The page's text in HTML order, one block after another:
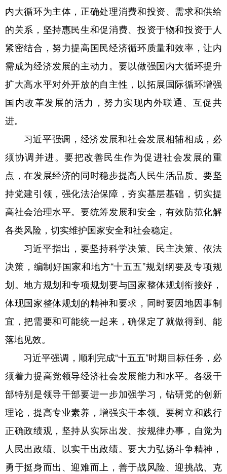
内大循环为主体，正确处理消费和投资、需求和供给
的关系，坚持惠民生和促消费、投资于物和投资于人
紧密结合，努力提高国民经济循环质量和效率，让内
需成为经济发展的主动力。要以做强国内大循环提升
扩大高水平对外开放的自主性，以拓展国际循环增强
国内改革发展的活力，努力实现内外联通、互促共
进。
习近平强调，经济发展和社会发展相辅相成，必
须协调并进。要把改善民生作为促进社会发展的重
点，在发展经济的同时稳步提高人民生活品质。要坚
持党建引领，强化法治保障，夯实基层基础，切实提
高社会治理水平。要统筹发展和安全，有效防范化解
各类风险，切实维护国家安全和社会稳定。
习近平指出，要坚持科学决策、民主决策、依法
决策，编制好国家和地方“十五五”规划纲要及专项规
划。地方规划和专项规划要与国家整体规划衔接好，
体现国家整体规划的精神和要求，同时要因地因事制
宜，把需要和可能统一起来，确保定了就做得到、能
落地见效。
习近平强调，顺利完成“十五五”时期目标任务，必
须着力提高党领导经济社会发展能力和水平。各级干
部特别是领导干部要进一步加强学习，钻研党的创新
理论，提高专业素养，增强实干本领。要树立和践行
正确政绩观，坚持从实际出发、按规律办事，自觉为
人民出政绩、以实干出政绩。要大力弘扬斗争精神，
勇于挺身而出、迎难而上，善于战风险、迎挑战、克